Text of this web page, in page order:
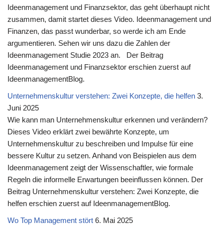
Ideenmanagement und Finanzsektor, das geht überhaupt nicht
zusammen, damit startet dieses Video. Ideenmanagement und
Finanzen, das passt wunderbar, so werde ich am Ende
argumentieren. Sehen wir uns dazu die Zahlen der
Ideenmanagement Studie 2023 an. Der Beitrag
Ideenmanagement und Finanzsektor erschien zuerst auf
IdeenmanagementBlog.
Unternehmenskultur verstehen: Zwei Konzepte, die helfen 3.
Juni 2025
Wie kann man Unternehmenskultur erkennen und verändern?
Dieses Video erklärt zwei bewährte Konzepte, um
Unternehmenskultur zu beschreiben und Impulse für eine
bessere Kultur zu setzen. Anhand von Beispielen aus dem
Ideenmanagement zeigt der Wissenschaftler, wie formale
Regeln die informelle Erwartungen beeinflussen können. Der
Beitrag Unternehmenskultur verstehen: Zwei Konzepte, die
helfen erschien zuerst auf IdeenmanagementBlog.
Wo Top Management stört 6. Mai 2025